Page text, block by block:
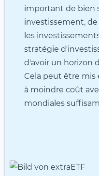
important de bien
investissement,
les
stratégie
d'avoir un horizon
Cela peut être
à moindre coût
mondiales